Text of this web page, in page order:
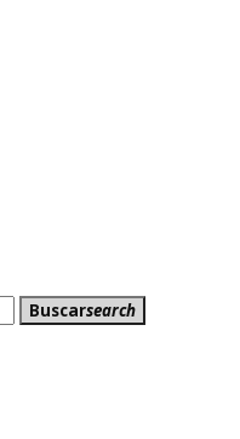
Buscarsearch